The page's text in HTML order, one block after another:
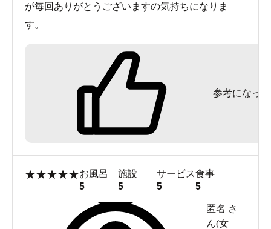
が毎回ありがとうございますの気持ちになりま
す。
参考になった
★★★★★お風呂
5
施設
5
サービス
5
食事
5
匿名 さ
ん(女